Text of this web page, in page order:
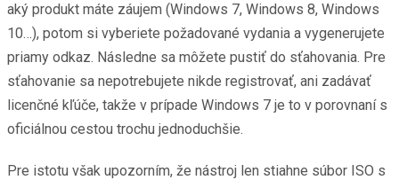
aký produkt máte záujem (Windows 7, Windows 8, Windows
10…), potom si vyberiete požadované vydania a vygenerujete
priamy odkaz. Následne sa môžete pustiť do sťahovania. Pre
sťahovanie sa nepotrebujete nikde registrovať, ani zadávať
licenčné kľúče, takže v prípade Windows 7 je to v porovnaní s
oficiálnou cestou trochu jednoduchšie.
Pre istotu však upozorním, že nástroj len stiahne súbor ISO s